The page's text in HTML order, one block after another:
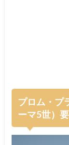
プロム・プ
ーマ5世）